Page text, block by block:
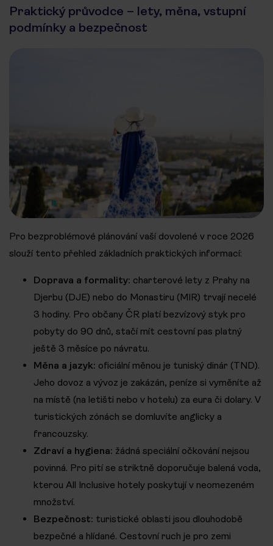
Praktický průvodce – lety, měna, vstupní
podmínky a bezpečnost
Pro bezproblémové plánování vaší dovolené v roce 2026
slouží tento přehled základních praktických informací:
Doprava a formality: charterové lety z Prahy na
Djerbu (DJE) nebo do Monastiru (MIR) trvají necelé
3 hodiny. Pro občany ČR platí bezvízový styk pro
pobyty do 90 dnů, stačí mít cestovní pas platný
ještě 3 měsíce po návratu.
Měna a jazyk: oficiální měnou je tuniský dinár (TND).
Jeho dovoz a vývoz je zakázán, peníze si vyměníte až
na místě (na letišti nebo v hotelu) za eura či dolary. V
turistických zónách se domluvíte anglicky a
francouzsky.
Zdraví a hygiena: žádná speciální očkování nejsou
povinná. Pro pití se striktně doporučuje balená voda,
kterou All Inclusive hotely poskytují v neomezeném
množství.
Bezpečnost: turistické oblasti jsou dlouhodobě
bezpečné a hlídané. Cestovní ruch je pro zemi